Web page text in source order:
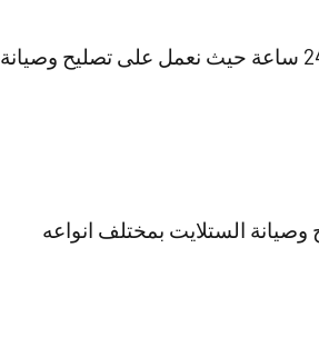
نقدم لكم افضل فني تركيب ستلايت سلوى يعمل في تصليح ستلايت على مدار 24 ساعة حيث نعمل على تصليح وصيانة
الستلايت بمختلف انواعه